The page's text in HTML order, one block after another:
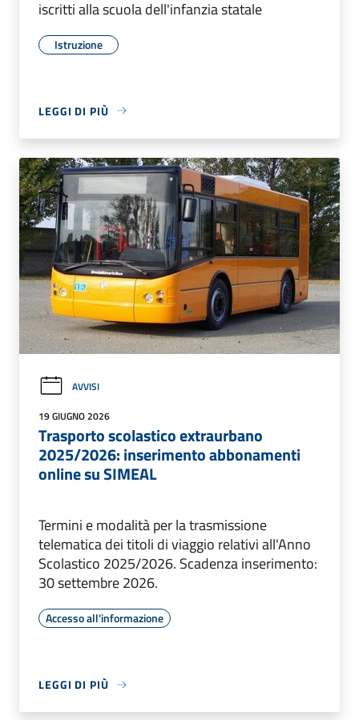
iscritti alla scuola dell'infanzia statale
Istruzione
LEGGI DI PIÙ
AVVISI
19 GIUGNO 2026
Trasporto scolastico extraurbano
2025/2026: inserimento abbonamenti
online su SIMEAL
Termini e modalità per la trasmissione
telematica dei titoli di viaggio relativi all'Anno
Scolastico 2025/2026. Scadenza inserimento:
30 settembre 2026.
Accesso all'informazione
LEGGI DI PIÙ